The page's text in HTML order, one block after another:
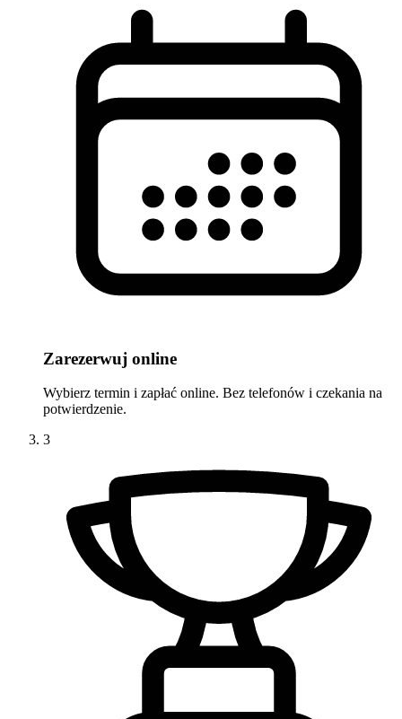
Zarezerwuj online
Wybierz termin i zapłać online. Bez telefonów i czekania na
potwierdzenie.
3